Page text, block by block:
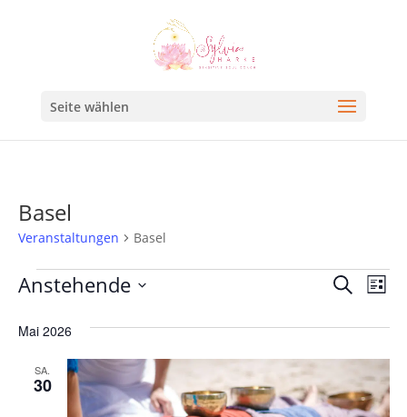
Seite wählen
Basel
Veranstaltungen Basel
und
SucheListe
Anstehende
wählen.
Mai 2026
SA.
30